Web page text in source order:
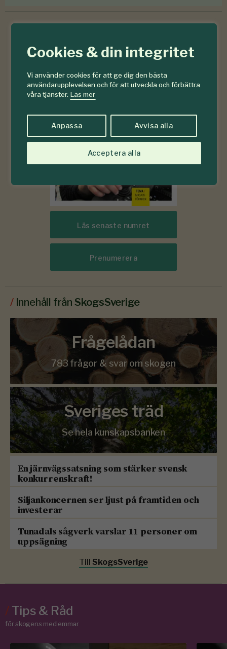
Cookies & din integritet
Vi använder cookies för att ge dig den bästa
användarupplevelsen och för att utveckla och förbättra
våra tjänster. Läs mer
Anpassa Avvisa alla
Acceptera alla
#6-7
Läs senaste numret
Prenumerera
/ Innehåll från SkogsSverige
Frågelådan
783 frågor & svar om skogen
Sveriges träd
Se hela kunskapsbanken
En järnvägssatsning som stärker svensk
konkurrenskraft!
Siljankoncernen ser ljust på framtiden och
investerar
Tunadals sågverk varslar 11 personer om
uppsägning
Till SkogsSverige
/Tips & Råd
för skogens medlemmar